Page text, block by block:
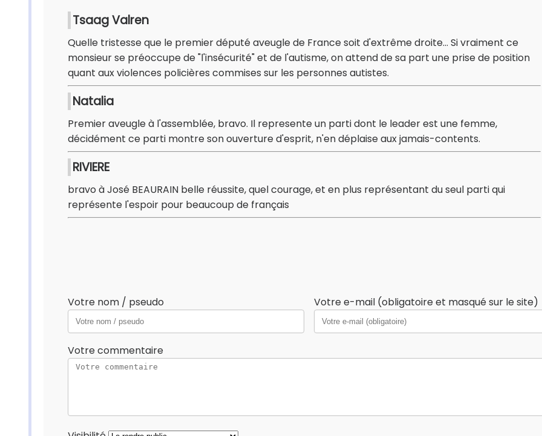
Tsaag Valren
Quelle tristesse que le premier député aveugle de France soit d'extrême droite... Si vraiment ce
monsieur se préoccupe de "l'insécurité" et de l'autisme, on attend de sa part une prise de position
quant aux violences policières commises sur les personnes autistes.
Natalia
Premier aveugle à l'assemblée, bravo. Il represente un parti dont le leader est une femme,
décidément ce parti montre son ouverture d'esprit, n'en déplaise aux jamais-contents.
RIVIERE
bravo à José BEAURAIN belle réussite, quel courage, et en plus représentant du seul parti qui
représente l'espoir pour beaucoup de français
Votre nom / pseudo Votre e-mail (obligatoire et masqué sur le site)
Votre commentaire